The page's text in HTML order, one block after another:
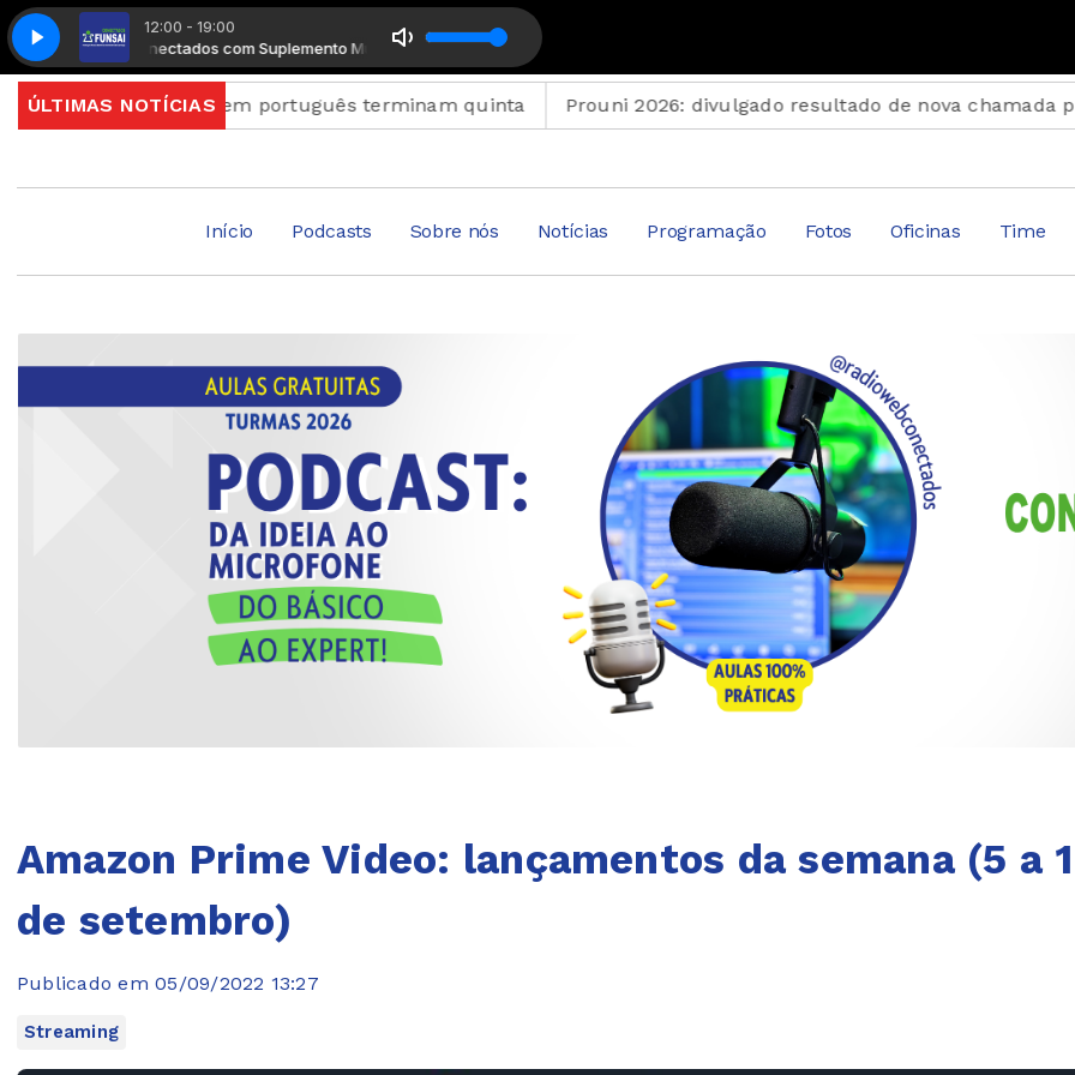
12:00 - 19:00
Radio Conectados com Suplemento MusicalRadio Conectados com Suplemento Musical
ÚLTIMAS NOTÍCIAS
proficiência em português terminam quinta Prouni 2026: divulgado resultado de nova chamada para o 2º
Início Podcasts Sobre nós Notícias Programação Fotos Oficinas Time
Amazon Prime Video: lançamentos da semana (5 a
de setembro)
Publicado em 05/09/2022 13:27
Streaming